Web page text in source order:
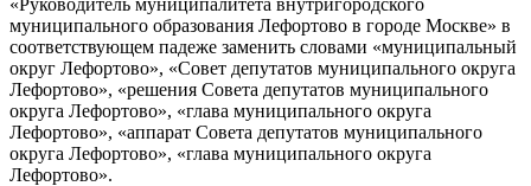
муниципального образования Лефортово в городе Москве» в
соответствующем падеже заменить словами «муниципальный
округ Лефортово», «Совет депутатов муниципального округа
Лефортово», «решения Совета депутатов муниципального
округа Лефортово», «глава муниципального округа
Лефортово», «аппарат Совета депутатов муниципального
округа Лефортово», «глава муниципального округа
Лефортово».